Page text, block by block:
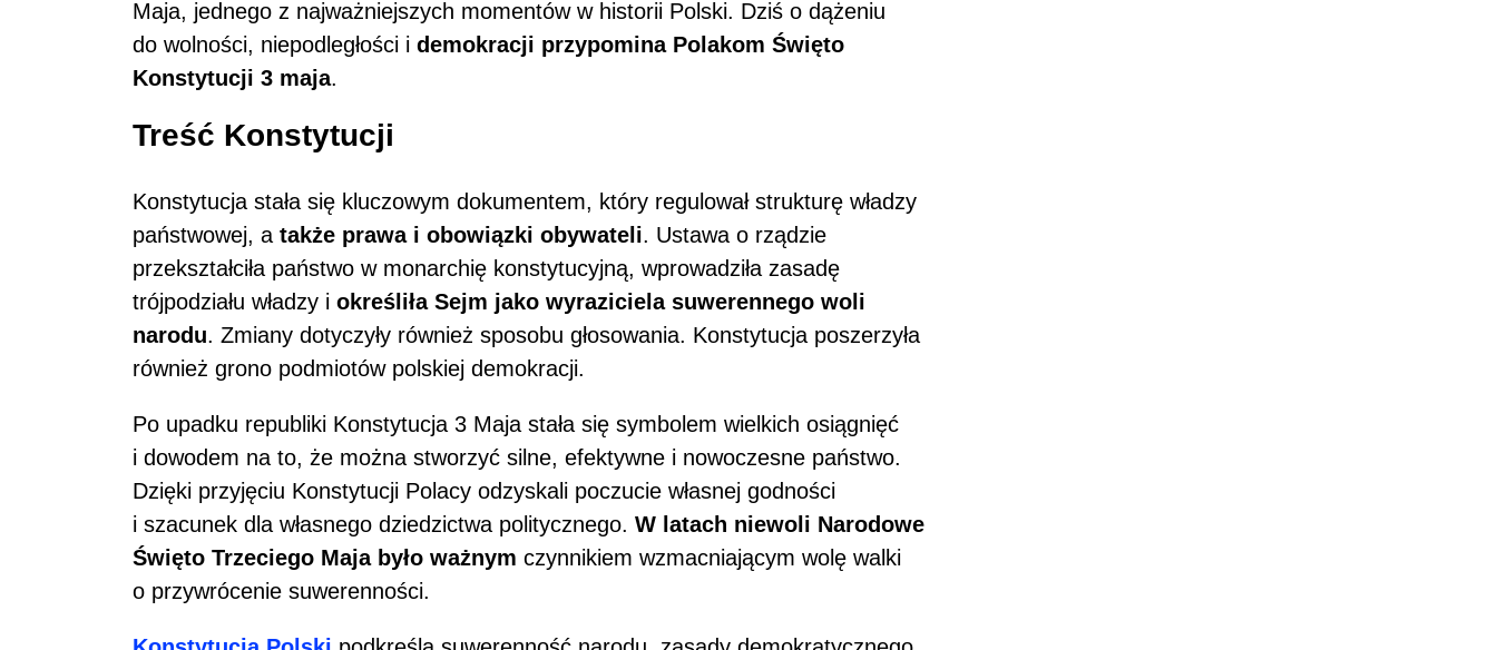
Maja, jednego z najważniejszych momentów w historii Polski. Dziś o dążeniu
do wolności, niepodległości i demokracji przypomina Polakom Święto
Konstytucji 3 maja.
Treść Konstytucji
Konstytucja stała się kluczowym dokumentem, który regulował strukturę władzy
państwowej, a także prawa i obowiązki obywateli. Ustawa o rządzie
przekształciła państwo w monarchię konstytucyjną, wprowadziła zasadę
trójpodziału władzy i określiła Sejm jako wyraziciela suwerennego woli
narodu. Zmiany dotyczyły również sposobu głosowania. Konstytucja poszerzyła
również grono podmiotów polskiej demokracji.
Po upadku republiki Konstytucja 3 Maja stała się symbolem wielkich osiągnięć
i dowodem na to, że można stworzyć silne, efektywne i nowoczesne państwo.
Dzięki przyjęciu Konstytucji Polacy odzyskali poczucie własnej godności
i szacunek dla własnego dziedzictwa politycznego. W latach niewoli Narodowe
Święto Trzeciego Maja było ważnym czynnikiem wzmacniającym wolę walki
o przywrócenie suwerenności.